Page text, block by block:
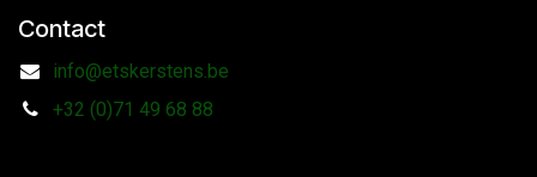
Contact
info@etskerstens.be
+32 (0)71 49 68 88